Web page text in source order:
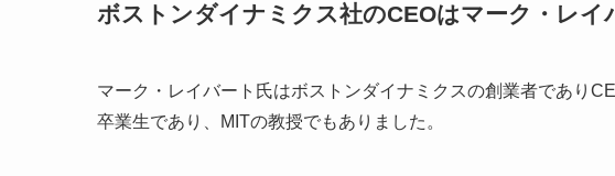
ボストンダイナミクス社のCEOはマーク・レイ
マーク・レイバート氏はボストンダイナミクスの創業者であり
卒業生であり、MITの教授でもありました。